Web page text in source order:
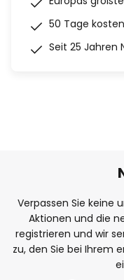
50 Tage
Seit 25 Jahren
Verpassen Sie keine
Aktionen und die
registrieren und wir
zu, den Sie bei Ihrem